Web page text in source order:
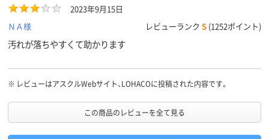
2023年9月15日
ＮＡ様
レビューランク S (1252ポイント)
汚れが落ちやすくて助かります
※ レビューはアスクルWebサイト、LOHACOに投稿された内容です。
この商品のレビューを全て見る